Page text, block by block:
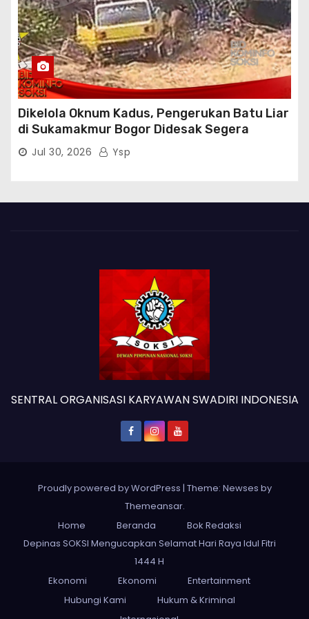
Dikelola Oknum Kadus, Pengerukan Batu Liar
di Sukamakmur Bogor Didesak Segera
Ditindak Hukum
Jul 30, 2026 Ysp
SENTRAL ORGANISASI KARYAWAN SWADIRI INDONESIA
Proudly powered by WordPress | Theme: Newses by
Themeansar.
Home
Beranda
Bok Redaksi
Depinas SOKSI Mengucapkan Selamat Hari Raya Idul Fitri
1444 H
Ekonomi
Ekonomi
Entertainment
Hubungi Kami
Hukum & Kriminal